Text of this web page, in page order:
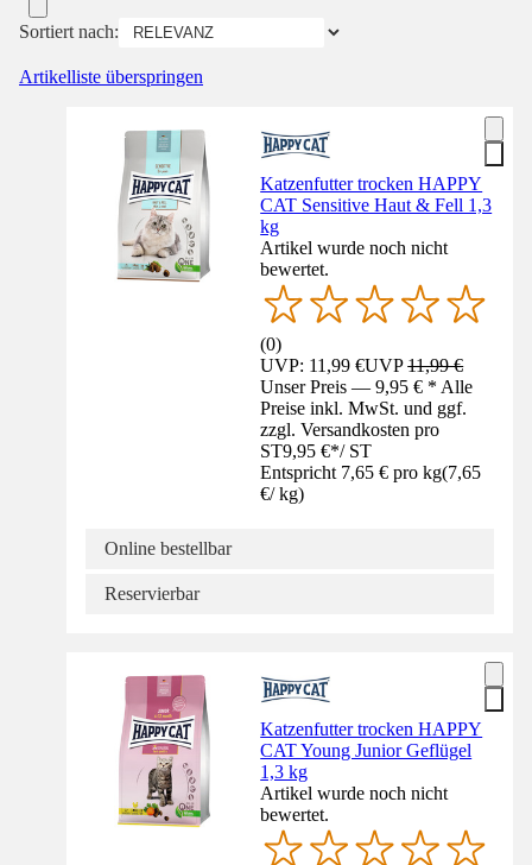
Sortiert nach:
Artikelliste überspringen
Katzenfutter trocken HAPPY
CAT Sensitive Haut & Fell 1,3
kg
Artikel wurde noch nicht
bewertet.
(0)
UVP: 11,99 €UVP11,99 €
Unser Preis — 9,95 € * Alle
Preise inkl. MwSt. und ggf.
zzgl. Versandkosten pro
ST9,95 €*/ ST
Entspricht 7,65 € pro kg(7,65
€/ kg)
Online bestellbar
Reservierbar
Katzenfutter trocken HAPPY
CAT Young Junior Geflügel
1,3 kg
Artikel wurde noch nicht
bewertet.